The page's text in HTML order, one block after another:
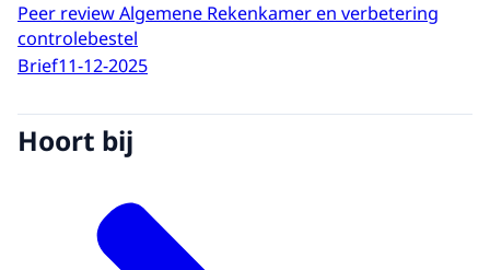
Peer review Algemene Rekenkamer en verbetering
controlebestel
Brief11-12-2025
Hoort bij